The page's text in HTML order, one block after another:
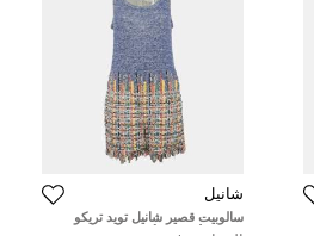
شانيل
سالوبيت قصير شانيل تويد تريكو
متعدد الألوان بلا أكمام S